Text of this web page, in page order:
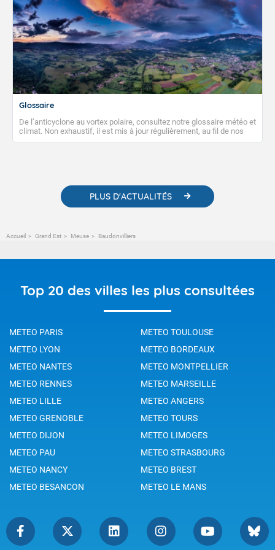
Glossaire
De l’anticyclone au vortex polaire, consultez notre glossaire météo et
climat. Non exhaustif, il est mis à jour régulièrement, au fil de nos
publications. Vous y trouverez également des liens utiles vers nos
PLUS D'ACTUALITÉS
Accueil Grand Est Meuse Baudonvilliers
Top 20 des villes les plus consultées
METEO PARIS
METEO TOULOUSE
METEO LYON
METEO BORDEAUX
METEO NANTES
METEO MONTPELLIER
METEO RENNES
METEO MARSEILLE
METEO LILLE
METEO ANGERS
METEO GRENOBLE
METEO TOURS
METEO DIJON
METEO LIMOGES
METEO PAU
METEO STRASBOURG
METEO NANCY
METEO BREST
METEO BESANCON
METEO LE MANS